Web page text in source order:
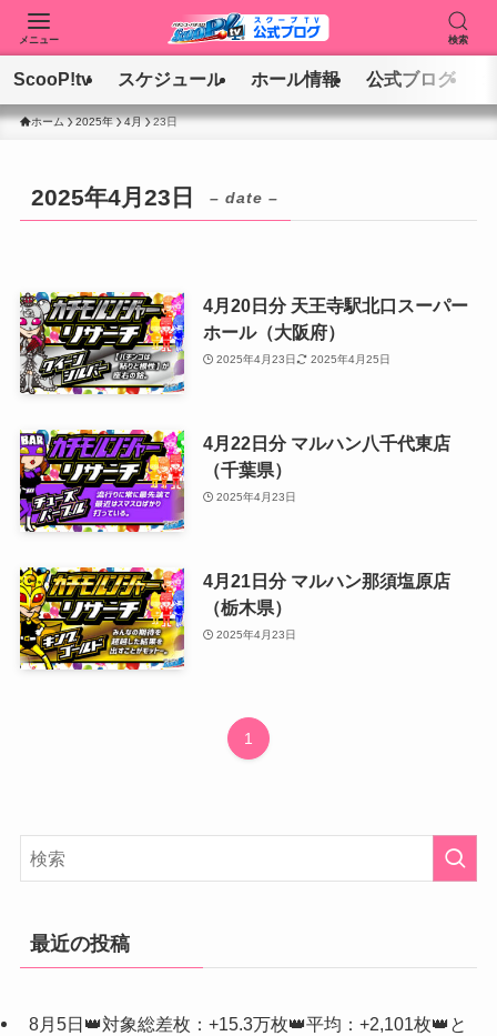
検索
メニュー
ScooP!tv スケジュール ホール情報 公式ブログ
ホーム 2025年 4月 23日
2025年4月23日 – date –
4月20日分 天王寺駅北口スーパー
ホール（大阪府）
2025年4月23日 2025年4月25日
4月22日分 マルハン八千代東店
（千葉県）
2025年4月23日
4月21日分 マルハン那須塩原店
（栃木県）
2025年4月23日
1
最近の投稿
8月5日👑対象総差枚：+15.3万枚👑平均：+2,101枚👑と